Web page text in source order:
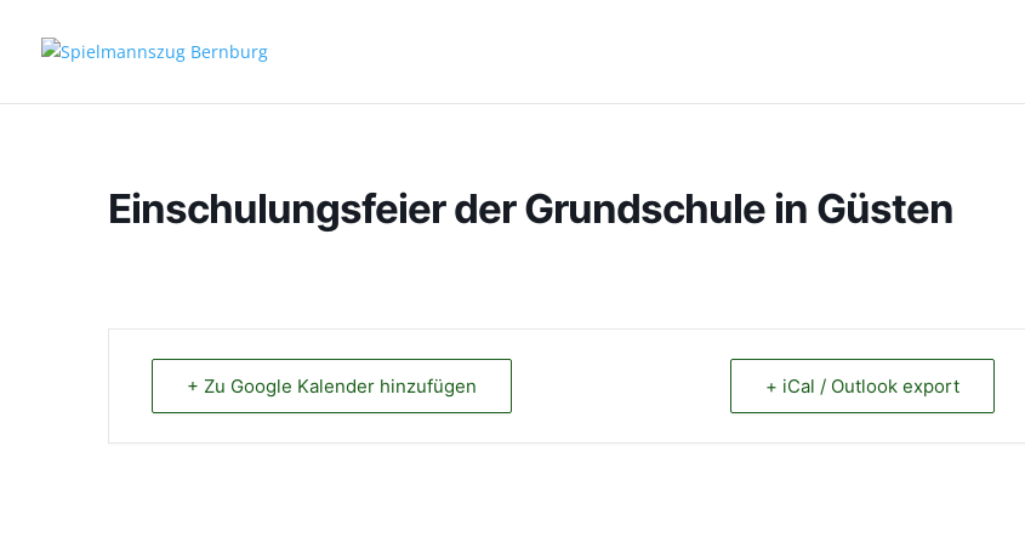
Einschulungsfeier der Grundschule in Güsten
+ Zu Google Kalender hinzufügen + iCal / Outlook export